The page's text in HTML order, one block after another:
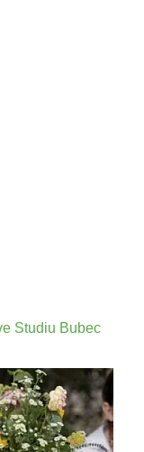
Studiu Bubec